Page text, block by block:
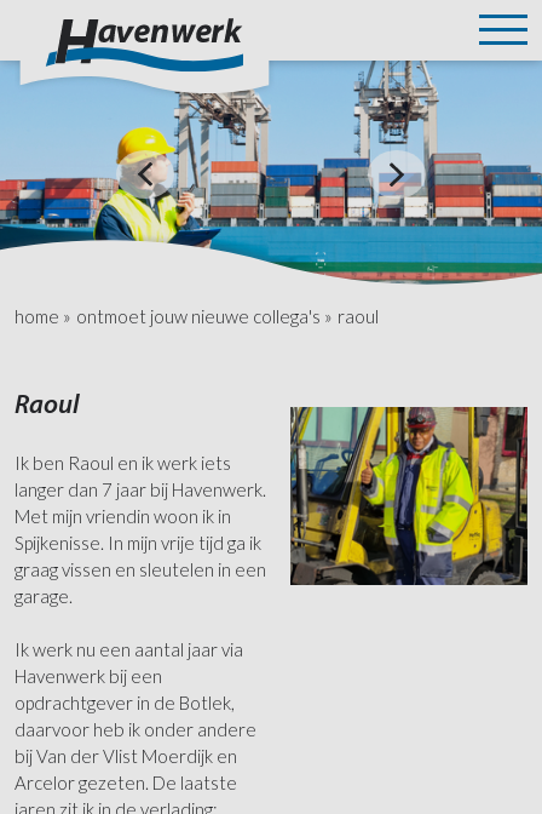
home » ontmoet jouw nieuwe collega's » raoul
Raoul
Ik ben Raoul en ik werk iets
langer dan 7 jaar bij Havenwerk.
Met mijn vriendin woon ik in
Spijkenisse. In mijn vrije tijd ga ik
graag vissen en sleutelen in een
garage.
Ik werk nu een aantal jaar via
Havenwerk bij een
opdrachtgever in de Botlek,
daarvoor heb ik onder andere
bij Van der Vlist Moerdijk en
Arcelor gezeten. De laatste
jaren zit ik in de verlading;